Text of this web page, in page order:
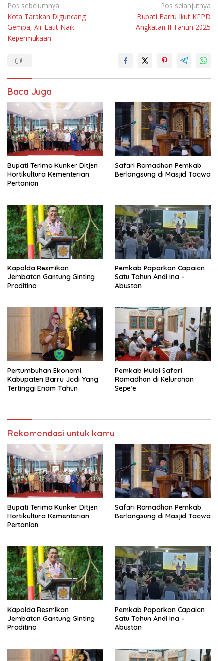
Navigasi
pos
Pos sebelumnya
Kota Tarakan Diguncang
Gempa, Air Laut Naik
Kepermukaan
Pos selanjutnya
Bupati Barru Ikut KPPD
Angkatan II Tahun 2025
Baca Juga
Bupati Terima Kunker Ditjen
Hortikultura Kementerian
Pertanian
Safari Ramadhan Pemkab
Berlangsung di Masjid Taqwa
Kapolda Resmikan
Jembatan Gantung Ginting
Praditina
Pemkab Paparkan Capaian
Satu Tahun Andi Ina –
Abustan
Pertumbuhan Ekonomi
Kabupaten Barru Jadi Yang
Tertinggi Enam Tahun
Pemkab Mulai Safari
Ramadhan di Kelurahan
Sepe’e
Rekomendasi untuk kamu
Bupati Terima Kunker Ditjen
Hortikultura Kementerian
Pertanian
Safari Ramadhan Pemkab
Berlangsung di Masjid Taqwa
Kapolda Resmikan
Jembatan Gantung Ginting
Praditina
Pemkab Paparkan Capaian
Satu Tahun Andi Ina –
Abustan